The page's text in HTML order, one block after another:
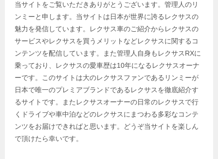
当サイトをご覧いただきありがとうございます。管理人のリ
ンミーと申します。当サイトは日本が世界に誇るレクサスの
魅力を発信しています。レクサス車のご紹介からレクサスの
サービスやレクサスを買うメリットなどレクサスに関するコ
ンテンツを配信しています。また管理人自身もレクサスRXに
乗っており、レクサスの愛車歴は10年になるレクサスオーナ
ーです。このサイトは大のレクサスファンであるリンミーが
日本で唯一のプレミアブランドであるレクサスを徹底紹介す
るサイトです。またレクサスオーナーの日常のレクサスで行
くドライブや車中泊などのレクサスにまつわる多彩なコンテ
ンツをお届けできればと思います。どうぞ当サイトを楽しん
で頂けたら幸いです。